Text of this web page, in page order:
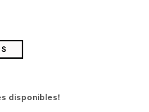
S
disponibles!